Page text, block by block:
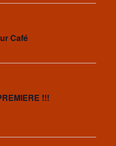
Café
!!!